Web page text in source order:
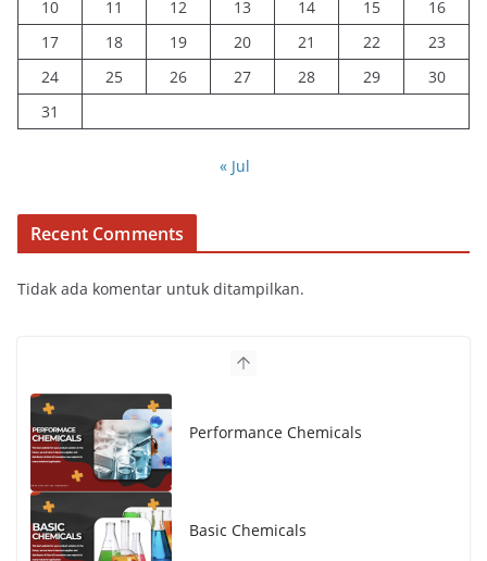
10 11 12 13 14 15
16
17
18 19 20 21 22
23
24
25 26 27 28 29
30
31
« Jul
Recent Comments
Tidak ada komentar untuk ditampilkan.
Performance Chemicals
Basic Chemicals